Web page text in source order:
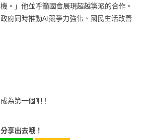
。」他並呼籲國會展現超越黨派的合作。
府同時推動AI競爭力強化、國民生活改善
為第一個吧！
享出去哦！